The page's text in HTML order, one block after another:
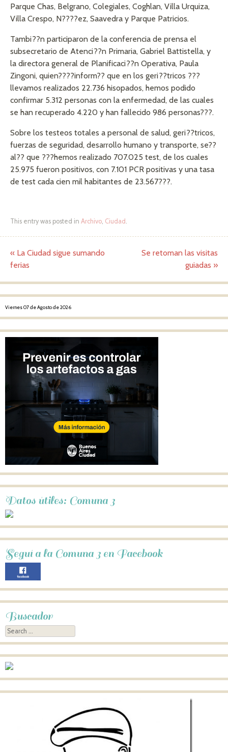
Parque Chas, Belgrano, Colegiales, Coghlan, Villa Urquiza,
Villa Crespo, N????ez, Saavedra y Parque Patricios.
Tambi??n participaron de la conferencia de prensa el
subsecretario de Atenci??n Primaria, Gabriel Battistella, y
la directora general de Planificaci??n Operativa, Paula
Zingoni, quien????inform?? que en los geri??tricos ???
llevamos realizados 22.736 hisopados, hemos podido
confirmar 5.312 personas con la enfermedad, de las cuales
se han recuperado 4.220 y han fallecido 986 personas???.
Sobre los testeos totales a personal de salud, geri??tricos,
fuerzas de seguridad, desarrollo humano y transporte, se??
al?? que ???hemos realizado 707.025 test, de los cuales
25.975 fueron positivos, con 7.101 PCR positivas y una tasa
de test cada cien mil habitantes de 23.567???.
This entry was posted in Archivo, Ciudad .
Post navigation
« La Ciudad sigue sumando
ferias
Se retoman las visitas
guiadas »
Viernes 07 de Agosto de 2026
Datos útiles: Comuna 3
Seguí a la Comuna 3 en Facebook
Buscador
Search